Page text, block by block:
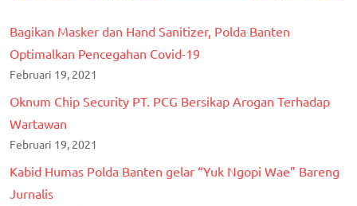
Bagikan Masker dan Hand Sanitizer, Polda Banten
Optimalkan Pencegahan Covid-19
Februari 19, 2021
Oknum Chip Security PT. PCG Bersikap Arogan Terhadap
Wartawan
Februari 19, 2021
Kabid Humas Polda Banten gelar “Yuk Ngopi Wae” Bareng
Jurnalis